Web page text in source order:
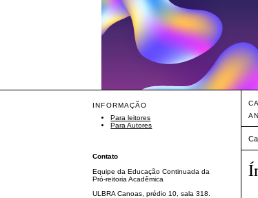
INFORMAÇÃO
Para leitores
Para Autores
Contato
Equipe da Educação Continuada da
Pró-reitoria Acadêmica
ULBRA Canoas, prédio 10, sala 318.